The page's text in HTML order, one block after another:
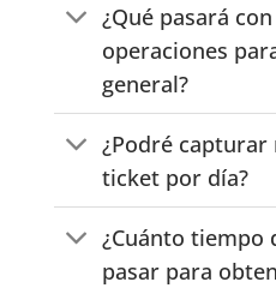
¿Qué pasará
operaciones
general?
¿Podré capturar
ticket por día?
¿Cuánto tiempo
pasar para